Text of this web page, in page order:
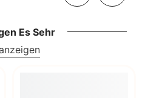
Es Sehr